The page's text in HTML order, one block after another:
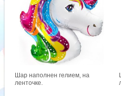
Шар наполнен гелием, на
ленточке.